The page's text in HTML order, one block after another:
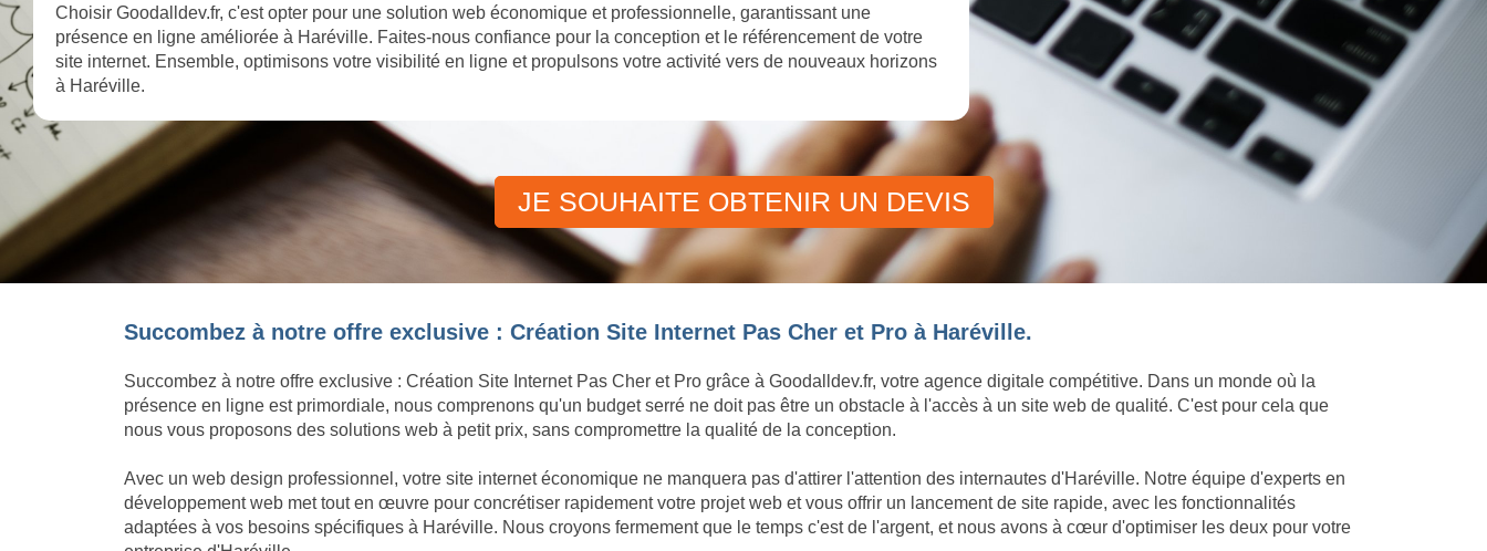
Choisir Goodalldev.fr, c'est opter pour une solution web économique et professionnelle, garantissant une
présence en ligne améliorée à Haréville. Faites-nous confiance pour la conception et le référencement de votre
site internet. Ensemble, optimisons votre visibilité en ligne et propulsons votre activité vers de nouveaux horizons
à Haréville.
JE SOUHAITE OBTENIR UN DEVIS
Succombez à notre offre exclusive : Création Site Internet Pas Cher et Pro à Haréville.
Succombez à notre offre exclusive : Création Site Internet Pas Cher et Pro grâce à Goodalldev.fr, votre agence digitale compétitive. Dans un monde où la
présence en ligne est primordiale, nous comprenons qu'un budget serré ne doit pas être un obstacle à l'accès à un site web de qualité. C'est pour cela que
nous vous proposons des solutions web à petit prix, sans compromettre la qualité de la conception.
Avec un web design professionnel, votre site internet économique ne manquera pas d'attirer l'attention des internautes d'Haréville. Notre équipe d'experts en
développement web met tout en œuvre pour concrétiser rapidement votre projet web et vous offrir un lancement de site rapide, avec les fonctionnalités
adaptées à vos besoins spécifiques à Haréville. Nous croyons fermement que le temps c'est de l'argent, et nous avons à cœur d'optimiser les deux pour votre